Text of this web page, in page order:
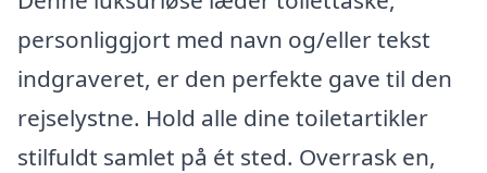
personliggjort med navn og/eller tekst
indgraveret, er den perfekte gave til den
rejselystne. Hold alle dine toiletartikler
stilfuldt samlet på ét sted. Overrask en,